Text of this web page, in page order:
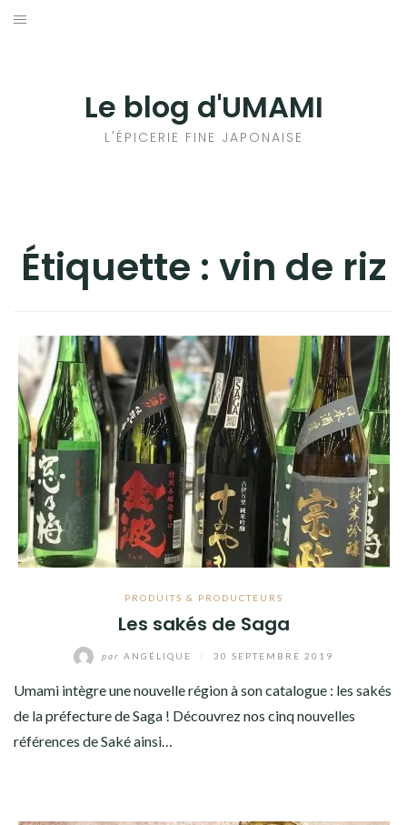
Aller
Le blog d'UMAMI
L'ÉPICERIE FINE JAPONAISE
Étiquette : vin de riz
PRODUITS & PRODUCTEURS
Les sakés de Saga
par ANGÉLIQUE 30 SEPTEMBRE 2019
Umami intègre une nouvelle région à son catalogue : les sakés
de la préfecture de Saga ! Découvrez nos cinq nouvelles
références de Saké ainsi…